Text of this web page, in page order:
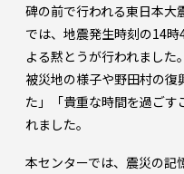
碑の前で行われる東日本大
では、地震発生時刻の14
よる黙とうが行われまし
被災地の様子や野田村の復
た」「貴重な時間を過ごす
れました。
本センターでは、震災の記